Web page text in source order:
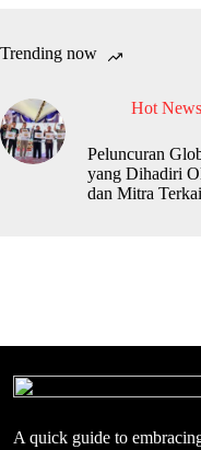
Trending now
Hot News
Peluncuran
yang Dihadiri
dan Mitra
A quick guide to